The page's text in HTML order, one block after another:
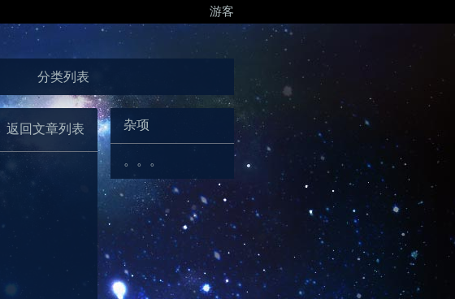
游客
分类列表
返回文章列表 杂项
。。。